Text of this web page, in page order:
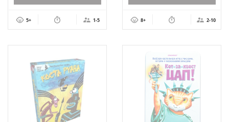
5+ 1-5 8+ 2-10